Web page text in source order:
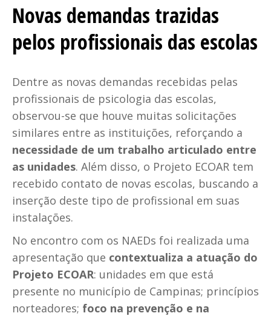
Novas demandas trazidas
pelos profissionais das escolas
Dentre as novas demandas recebidas pelas
profissionais de psicologia das escolas,
observou-se que houve muitas solicitações
similares entre as instituições, reforçando a
necessidade de um trabalho articulado entre
as unidades. Além disso, o Projeto ECOAR tem
recebido contato de novas escolas, buscando a
inserção deste tipo de profissional em suas
instalações.
No encontro com os NAEDs foi realizada uma
apresentação que contextualiza a atuação do
Projeto ECOAR: unidades em que está
presente no município de Campinas; princípios
norteadores; foco na prevenção e na